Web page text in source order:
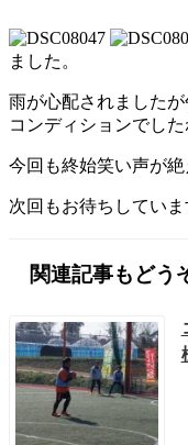
ました。
雨が心配されました
コンディションでした
今回も終始笑い声が絶
次回もお待ちしていま
関連記事もどう